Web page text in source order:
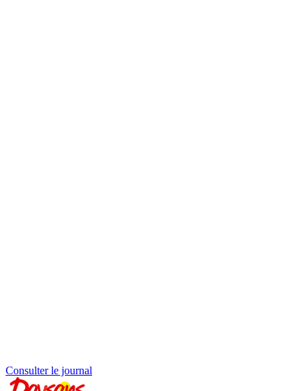
Consulter le journal